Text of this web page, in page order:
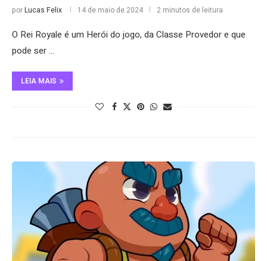
porLucas Felix 14 de maio de 2024 2 minutos de leitura
O Rei Royale é um Herói do jogo, da Classe Provedor e que
pode ser …
LEIA MAIS